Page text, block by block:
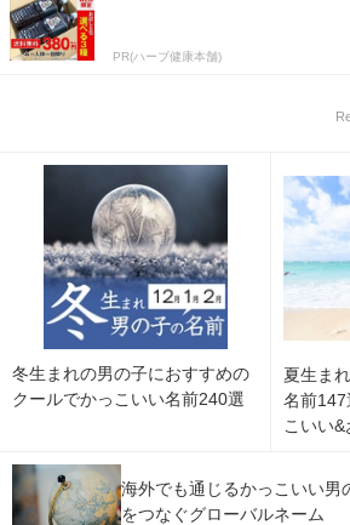
PR(ハーブ健康本舗)
冬生まれの男の子におすすめの
クールでかっこいい名前240選
夏生ま
名前147
こいい
海外でも通じるかっこいい
をつなぐグローバルネーム